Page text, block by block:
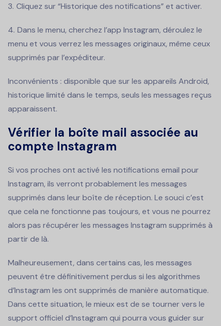
Cliquez sur “Historique des notifications” et activer.
Dans le menu, cherchez l’app Instagram, déroulez le
menu et vous verrez les messages originaux, même ceux
supprimés par l’expéditeur.
Inconvénients : disponible que sur les appareils Android,
historique limité dans le temps, seuls les messages reçus
apparaissent.
Vérifier la boîte mail associée au
compte Instagram
Si vos proches ont activé les notifications email pour
Instagram, ils verront probablement les messages
supprimés dans leur boîte de réception. Le souci c’est
que cela ne fonctionne pas toujours, et vous ne pourrez
alors pas récupérer les messages Instagram supprimés à
partir de là.
Malheureusement, dans certains cas, les messages
peuvent être définitivement perdus si les algorithmes
d’Instagram les ont supprimés de manière automatique.
Dans cette situation, le mieux est de se tourner vers le
support officiel d’Instagram qui pourra vous guider sur